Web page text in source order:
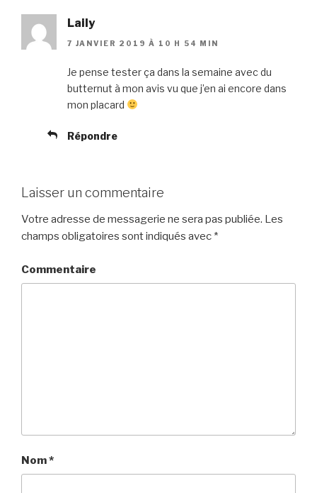
Laily
7 JANVIER 2019 À 10 H 54 MIN
Je pense tester ça dans la semaine avec du
butternut à mon avis vu que j’en ai encore dans
mon placard
Répondre
Laisser un commentaire
Votre adresse de messagerie ne sera pas publiée. Les
champs obligatoires sont indiqués avec *
Commentaire
Nom*